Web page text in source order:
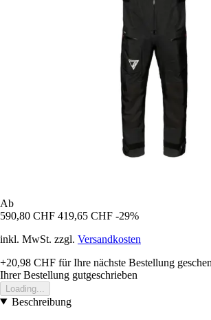
Ab
590,80 CHF 419,65 CHF -29%
inkl. MwSt. zzgl. Versandkosten
+20,98 CHF für Ihre nächste Bestellung
Ihrer Bestellung gutgeschrieben
Loading...
Beschreibung